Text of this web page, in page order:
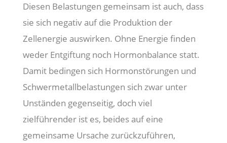
Diesen Belastungen gemeinsam ist auch, dass
sie sich negativ auf die Produktion der
Zellenergie auswirken. Ohne Energie finden
weder Entgiftung noch Hormonbalance statt.
Damit bedingen sich Hormonstörungen und
Schwermetallbelastungen sich zwar unter
Unständen gegenseitig, doch viel
zielführender ist es, beides auf eine
gemeinsame Ursache zurückzuführen,